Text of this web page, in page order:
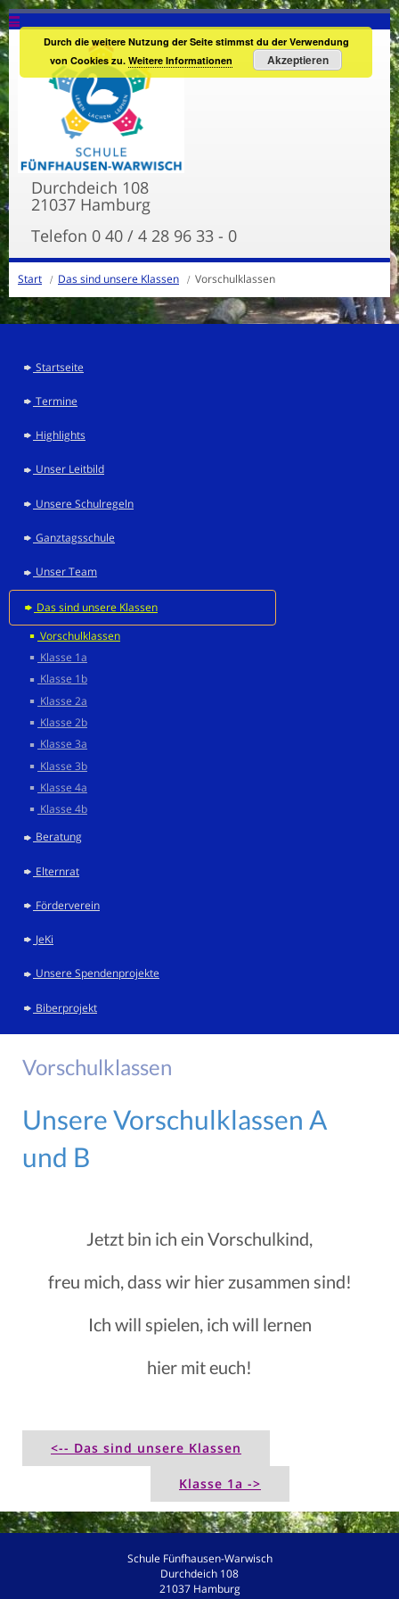
Durchdeich 108
21037 Hamburg
Telefon 0 40 / 4 28 96 33 - 0
Start Das sind unsere Klassen Vorschulklassen
Startseite
Termine
Highlights
Unser Leitbild
Unsere Schulregeln
Ganztagsschule
Unser Team
Das sind unsere Klassen
Vorschulklassen
Klasse 1a
Klasse 1b
Klasse 2a
Klasse 2b
Klasse 3a
Klasse 3b
Klasse 4a
Klasse 4b
Beratung
Elternrat
Förderverein
JeKi
Unsere Spendenprojekte
Biberprojekt
Vorschulklassen
Unsere Vorschulklassen A
und B
Jetzt bin ich ein Vorschulkind,
freu mich, dass wir hier zusammen sind!
Ich will spielen, ich will lernen
hier mit euch!
<-- Das sind unsere Klassen
Klasse 1a ->
Schule Fünfhausen-Warwisch
Durchdeich 108
21037 Hamburg
Durch die weitere Nutzung der Seite stimmst du der Verwendung
von Cookies zu.Weitere Informationen Akzeptieren